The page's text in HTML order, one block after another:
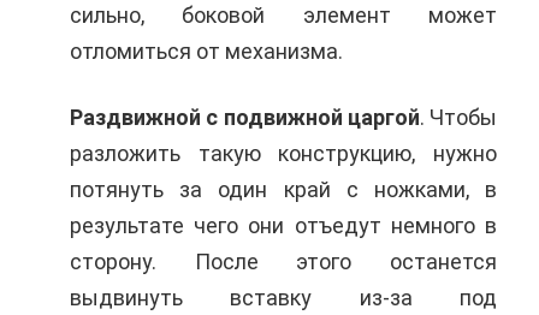
сильно, боковой элемент может
отломиться от механизма.
Раздвижной с подвижной царгой. Чтобы
разложить такую конструкцию, нужно
потянуть за один край с ножками, в
результате чего они отъедут немного в
сторону. После этого останется
выдвинуть вставку из-за под